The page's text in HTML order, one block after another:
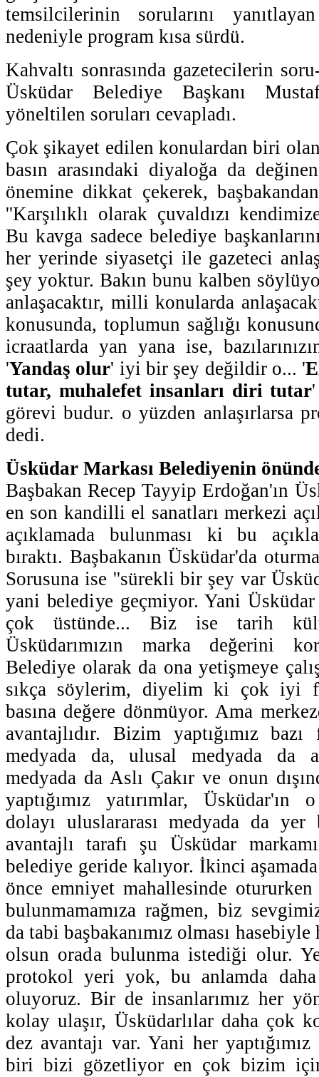
temsilcilerinin sorularını
nedeniyle program kısa sürdü.
Kahvaltı sonrasında gazetecilerin
Üsküdar Belediye Başkanı
yöneltilen soruları cevapladı.
Çok şikayet edilen konulardan biri
basın arasındaki diyaloğa da
önemine dikkat çekerek,
''Karşılıklı olarak çuvaldızı
Bu kavga sadece belediye
her yerinde siyasetçi ile gazeteci
şey yoktur. Bakın bunu kalben
anlaşacaktır, milli konularda
konusunda, toplumun sağlığı
icraatlarda yan yana ise,
'Yandaş olur' iyi bir şey değildir o... '
tutar, muhalefet insanları diri tutar'
görevi budur. o yüzden anlaşırlarsa
dedi.
Üsküdar Markası Belediyenin
Başbakan Recep Tayyip Erdoğan'ın
en son kandilli el sanatları merkezi
açıklamada bulunması ki bu
bıraktı. Başbakanın Üsküdar'da
Sorusuna ise ''sürekli bir şey var
yani belediye geçmiyor. Yani Üsküdar
çok üstünde... Biz ise tarih
Üsküdarımızın marka değerini
Belediye olarak da ona yetişmeye
sıkça söylerim, diyelim ki çok iyi
basına değere dönmüyor. Ama
avantajlıdır. Bizim yaptığımız
medyada da, ulusal medyada da
medyada da Aslı Çakır ve onun
yaptığımız yatırımlar, Üsküdar'ın
dolayı uluslararası medyada da
avantajlı tarafı şu Üsküdar
belediye geride kalıyor. İkinci
önce emniyet mahallesinde
bulunmamamıza rağmen, biz
da tabi başbakanımız olması
olsun orada bulunma istediği olur.
protokol yeri yok, bu anlamda
oluyoruz. Bir de insanlarımız her
kolay ulaşır, Üsküdarlılar daha çok
dez avantajı var. Yani her
biri bizi gözetliyor en çok bizim